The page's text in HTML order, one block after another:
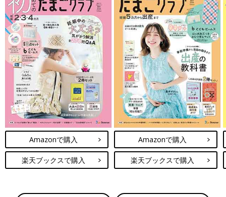
Amazonで購入
楽天ブックスで購入
Amazonで購入
楽天ブックスで購入